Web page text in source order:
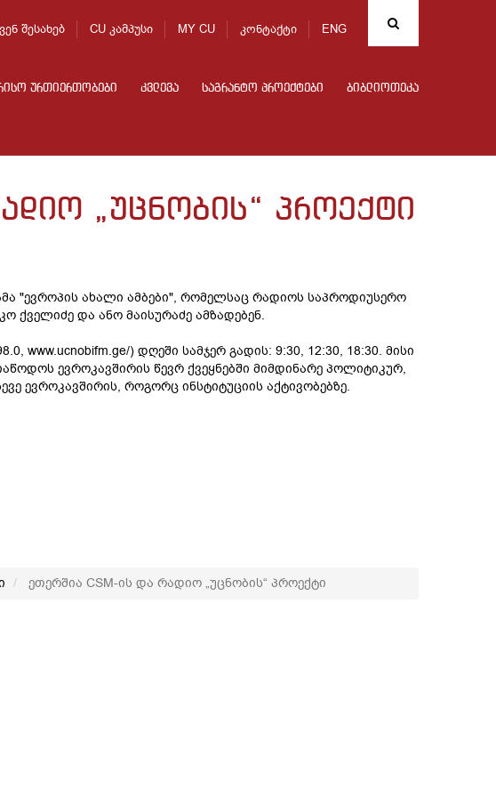
ENG
შესახებ CU კამპუსი MY CU კონტაქტი
ურთიერთობები კვლევა საგრანტო პროექტები ბიბლიოთეკა
„უცნობის“ პროექტი
"ევროპის ახალი ამბები", რომელსაც რადიოს საპროდიუსერო
ქველიძე და ანო მაისურაძე ამზადებენ.
www.ucnobifm.ge/) დღეში სამჯერ გადის: 9:30, 12:30, 18:30. მისი
ევროკავშირის წევრ ქვეყნებში მიმდინარე პოლიტიკურ,
ევროკავშირის, როგორც ინსტიტუციის აქტივობებზე.
ეთერშია CSM-ის და რადიო „უცნობის“ პროექტი